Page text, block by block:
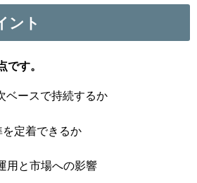
ント
です。
ベースで持続するか
定着できるか
用と市場への影響